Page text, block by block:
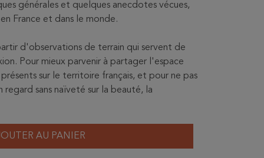
générales et quelques anecdotes vécues,
France et dans le monde.
d'observations de terrain qui servent de
Pour mieux parvenir à partager l'espace
sur le territoire français, et pour ne pas
sans naïveté sur la beauté, la
AU PANIER